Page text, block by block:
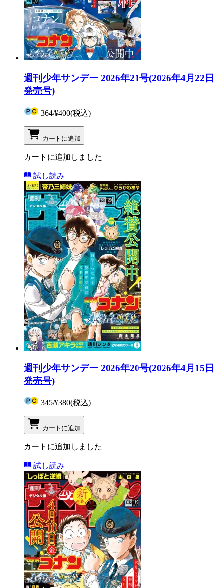
週刊少年サンデー 2026年21号(2026年4月22日
発売号)
364/¥400(税込)
カートに追加
カートに追加しました
試し読み
週刊少年サンデー 2026年20号(2026年4月15日
発売号)
345/¥380(税込)
カートに追加
カートに追加しました
試し読み